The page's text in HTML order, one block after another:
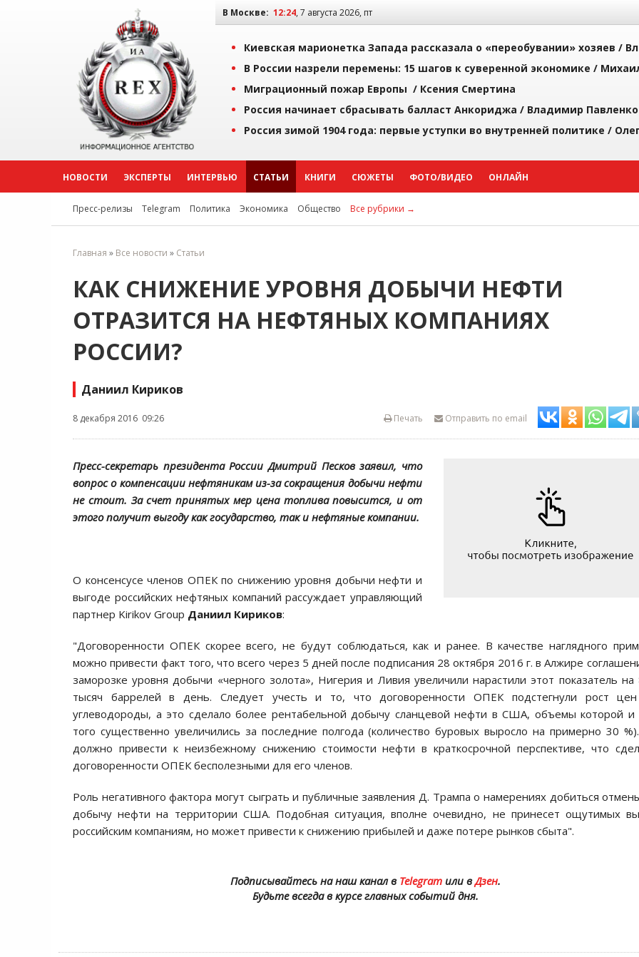
В Москве: 12:24, 7 августа 2026, пт
Киевская марионетка Запада рассказала о «переобувании» хозяев /
В России назрели перемены: 15 шагов к суверенной экономике /
Миграционный пожар Европы / Ксения Смертина
Россия начинает сбрасывать балласт Анкориджа / Владимир Павленко
Россия зимой 1904 года: первые уступки во внутренней политике /
НОВОСТИ ЭКСПЕРТЫ ИНТЕРВЬЮ СТАТЬИ КНИГИ СЮЖЕТЫ ФОТО/ВИДЕО ОНЛАЙН
Пресс-релизы Telegram Политика Экономика Общество Все рубрики →
Главная » Все новости » Статьи
КАК СНИЖЕНИЕ УРОВНЯ ДОБЫЧИ НЕФТИ
ОТРАЗИТСЯ НА НЕФТЯНЫХ КОМПАНИЯХ
РОССИИ?
Даниил Кириков
8 декабря 2016 09:26 Отправить по email
Печать
Пресс-секретарь президента России Дмитрий Песков заявил, что
вопрос о компенсации нефтяникам из-за сокращения добычи нефти
не стоит. За счет принятых мер цена топлива повысится, и от
этого получит выгоду как государство, так и нефтяные компании.
О консенсусе членов ОПЕК по снижению уровня добычи нефти и
выгоде российских нефтяных компаний рассуждает управляющий
партнер Kirikov Group Даниил Кириков:
"Договоренности ОПЕК скорее всего, не будут соблюдаться, как и ранее. В качестве наглядного
можно привести факт того, что всего через 5 дней после подписания 28 октября 2016 г. в Алжире
заморозке уровня добычи «черного золота», Нигерия и Ливия увеличили нарастили этот показатель на
тысяч баррелей в день. Следует учесть и то, что договоренности ОПЕК подстегнули рост
углеводороды, а это сделало более рентабельной добычу сланцевой нефти в США, объемы которой и
того существенно увеличились за последние полгода (количество буровых выросло на примерно 30
должно привести к неизбежному снижению стоимости нефти в краткосрочной перспективе, что
договоренности ОПЕК бесполезными для его членов.
Роль негативного фактора могут сыграть и публичные заявления Д. Трампа о намерениях добиться
добычу нефти на территории США. Подобная ситуация, вполне очевидно, не принесет ощутимых
российским компаниям, но может привести к снижению прибылей и даже потере рынков сбыта".
Подписывайтесь на наш канал в Telegramили вДзен.
Будьте всегда в курсе главных событий дня.